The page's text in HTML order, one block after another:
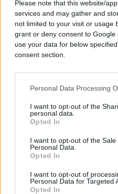
Please note that this website/
services and may gather and
not limited to your visit or usage
grant or deny consent to
use your data for below
consent section.
Personal Data Processing
I want to opt-out of the
personal data.
Opted In
I want to opt-out of the Sale
Personal Data.
Opted In
I want to opt-out of
Personal Data for Targeted
Opted In
ručnik postane mokar s
suhim, ili ako neki listovi
te listove i bacite ih.
Koliko dugo salata može
trebale bi trajati od sedam
salata zamotana u foliju
sedmice.
Pripazite na znakove viška
listova i smeđih ili hrđavih
da vaša salata počinje